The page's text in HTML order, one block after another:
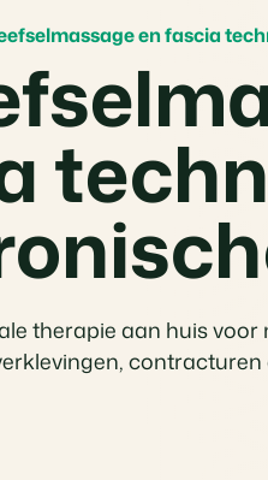
en fascia
therapie aan huis voor